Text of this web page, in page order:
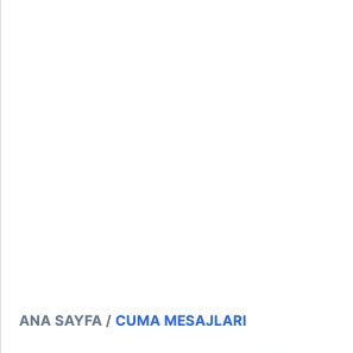
ANA SAYFA / CUMA MESAJLARI